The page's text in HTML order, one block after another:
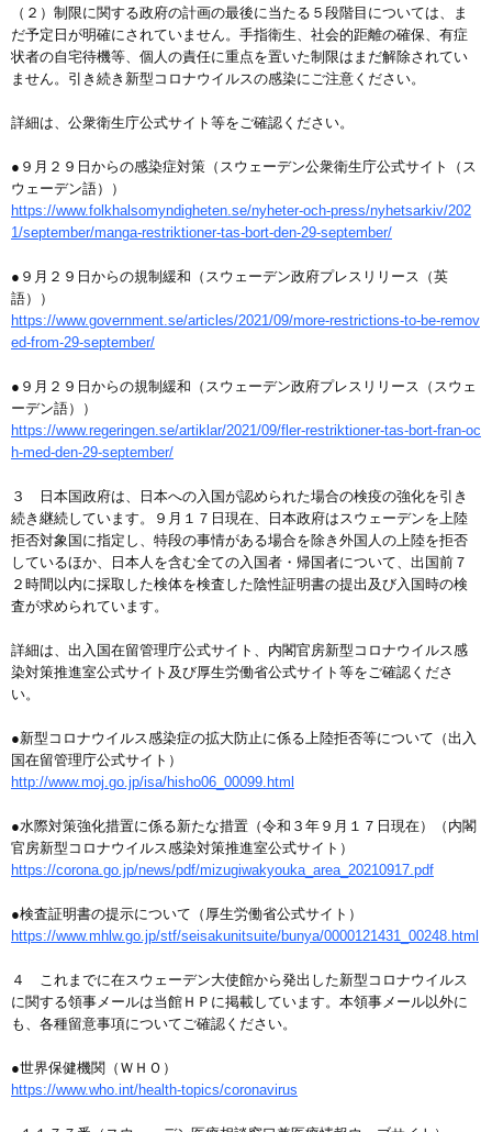
（２）制限に関する政府の計画の最後に当たる５段階目については、ま
だ予定日が明確にされていません。手指衛生、社会的距離の確保、有症
状者の自宅待機等、個人の責任に重点を置いた制限はまだ解除されてい
ません。引き続き新型コロナウイルスの感染にご注意ください。
詳細は、公衆衛生庁公式サイト等をご確認ください。
●９月２９日からの感染症対策（スウェーデン公衆衛生庁公式サイト（ス
ウェーデン語））
https://www.folkhalsomyndigheten.se/nyheter-och-press/nyhetsarkiv/202
1/september/manga-restriktioner-tas-bort-den-29-september/
●９月２９日からの規制緩和（スウェーデン政府プレスリリース（英
語））
https://www.government.se/articles/2021/09/more-restrictions-to-be-remov
ed-from-29-september/
●９月２９日からの規制緩和（スウェーデン政府プレスリリース（スウェ
ーデン語））
https://www.regeringen.se/artiklar/2021/09/fler-restriktioner-tas-bort-fran-oc
h-med-den-29-september/
３ 日本国政府は、日本への入国が認められた場合の検疫の強化を引き
続き継続しています。９月１７日現在、日本政府はスウェーデンを上陸
拒否対象国に指定し、特段の事情がある場合を除き外国人の上陸を拒否
しているほか、日本人を含む全ての入国者・帰国者について、出国前７
２時間以内に採取した検体を検査した陰性証明書の提出及び入国時の検
査が求められています。
詳細は、出入国在留管理庁公式サイト、内閣官房新型コロナウイルス感
染対策推進室公式サイト及び厚生労働省公式サイト等をご確認くださ
い。
●新型コロナウイルス感染症の拡大防止に係る上陸拒否等について（出入
国在留管理庁公式サイト）
http://www.moj.go.jp/isa/hisho06_00099.html
●水際対策強化措置に係る新たな措置（令和３年９月１７日現在）（内閣
官房新型コロナウイルス感染対策推進室公式サイト）
https://corona.go.jp/news/pdf/mizugiwakyouka_area_20210917.pdf
●検査証明書の提示について（厚生労働省公式サイト）
https://www.mhlw.go.jp/stf/seisakunitsuite/bunya/0000121431_00248.html
４ これまでに在スウェーデン大使館から発出した新型コロナウイルス
に関する領事メールは当館ＨＰに掲載しています。本領事メール以外に
も、各種留意事項についてご確認ください。
●世界保健機関（ＷＨＯ）
https://www.who.int/health-topics/coronavirus